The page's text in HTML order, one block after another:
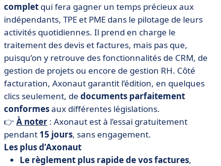
complet qui fera gagner un temps précieux aux
indépendants, TPE et PME dans le pilotage de leurs
activités quotidiennes. Il prend en charge le
traitement des devis et factures, mais pas que,
puisqu’on y retrouve des fonctionnalités de CRM, de
gestion de projets ou encore de gestion RH. Côté
facturation, Axonaut garantit l’édition, en quelques
clics seulement, de documents parfaitement
conformesaux différentes législations.
👉 À noter : Axonaut est à l’essai gratuitement
pendant 15 jours, sans engagement.
​​Les plus d’Axonaut
Le règlement plus rapide de vos factures,